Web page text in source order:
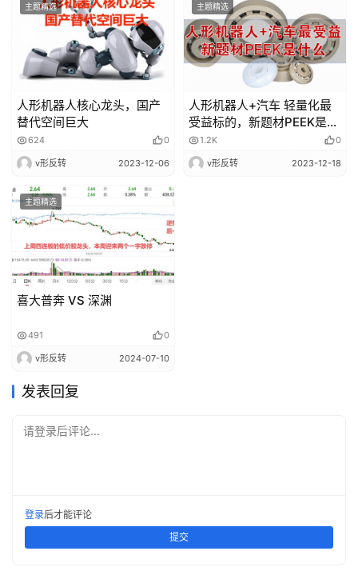
主题精选
人形机器人核心龙头，国产
替代空间巨大
624 0
v形反转 2023-12-06
主题精选
人形机器人+汽车 轻量化最
受益标的，新题材PEEK是什
么？
1.2K 0
v形反转 2023-12-18
主题精选
喜大普奔 VS 深渊
491 0
v形反转 2024-07-10
发表回复
请登录后评论...
登录后才能评论
提交